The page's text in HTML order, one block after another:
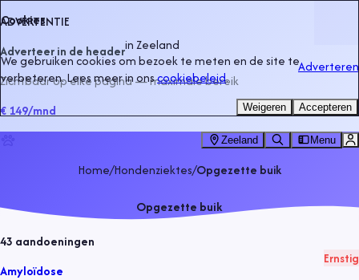
ADVERTENTIE
Adverteer in de headerinZeeland
Zichtbaar op elke pagina — maximale bereik
€ 149/mnd
Adverteren
Zeeland Menu
Home/Hondenziektes/Opgezette buik
Opgezette buik
43 aandoeningen
Amyloïdose
Ernstig
Cookies
We gebruiken cookies om bezoek te meten en de site te
verbeteren. Lees meer in onscookiebeleid.
Weigeren Accepteren